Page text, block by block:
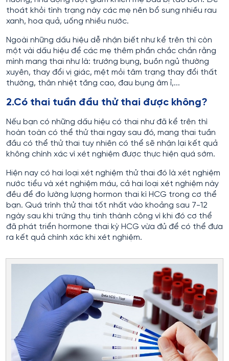
thoát khỏi tình trạng này các mẹ nên bổ sung nhiều rau
xanh, hoa quả, uống nhiều nước.
Ngoài những dấu hiệu dễ nhận biết như kể trên thì còn
một vài dấu hiệu để các mẹ thêm phần chắc chắn rằng
mình mang thai như là: trướng bụng, buồn ngủ thường
xuyên, thay đổi vị giác, mệt mỏi tâm trạng thay đổi thất
thường, thân nhiệt tăng cao, đau bụng âm ỉ,...
2.Có thai tuần đầu thử thai được không?
Nếu bạn có những dấu hiệu có thai như đã kể trên thì
hoàn toàn có thể thử thai ngay sau đó, mang thai tuần
đầu có thể thử thai tuy nhiên có thể sẽ nhận lại kết quả
không chính xác vì xét nghiệm được thực hiện quá sớm.
Hiện nay có hai loại xét nghiệm thử thai đó là xét nghiệm
nước tiểu và xét nghiệm máu, cả hai loại xét nghiệm này
đều để đo lường lượng hormon thai kì HCG trong cơ thể
bạn. Quá trình thử thai tốt nhất vào khoảng sau 7-12
ngày sau khi trứng thụ tinh thành công vì khi đó cơ thể
đã phát triển hormone thai kỳ HCG vừa đủ để có thể đưa
ra kết quả chính xác khi xét nghiệm.